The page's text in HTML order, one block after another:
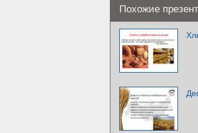
Похожие